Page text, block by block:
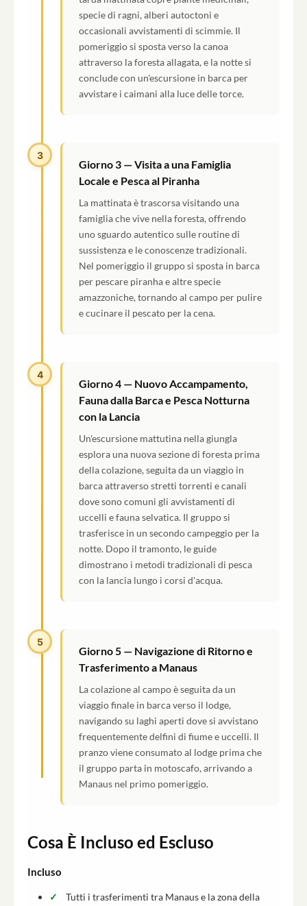
specie di ragni, alberi autoctoni e
occasionali avvistamenti di scimmie. Il
pomeriggio si sposta verso la canoa
attraverso la foresta allagata, e la notte si
conclude con un'escursione in barca per
avvistare i caimani alla luce delle torce.
3
Giorno 3 — Visita a una Famiglia
Locale e Pesca al Piranha
La mattinata è trascorsa visitando una
famiglia che vive nella foresta, offrendo
uno sguardo autentico sulle routine di
sussistenza e le conoscenze tradizionali.
Nel pomeriggio il gruppo si sposta in barca
per pescare piranha e altre specie
amazzoniche, tornando al campo per pulire
e cucinare il pescato per la cena.
4
Giorno 4 — Nuovo Accampamento,
Fauna dalla Barca e Pesca Notturna
con la Lancia
Un'escursione mattutina nella giungla
esplora una nuova sezione di foresta prima
della colazione, seguita da un viaggio in
barca attraverso stretti torrenti e canali
dove sono comuni gli avvistamenti di
uccelli e fauna selvatica. Il gruppo si
trasferisce in un secondo campeggio per la
notte. Dopo il tramonto, le guide
dimostrano i metodi tradizionali di pesca
con la lancia lungo i corsi d'acqua.
5
Giorno 5 — Navigazione di Ritorno e
Trasferimento a Manaus
La colazione al campo è seguita da un
viaggio finale in barca verso il lodge,
navigando su laghi aperti dove si avvistano
frequentemente delfini di fiume e uccelli. Il
pranzo viene consumato al lodge prima che
il gruppo parta in motoscafo, arrivando a
Manaus nel primo pomeriggio.
Cosa È Incluso ed Escluso
Incluso
Tutti i trasferimenti tra Manaus e la zona della